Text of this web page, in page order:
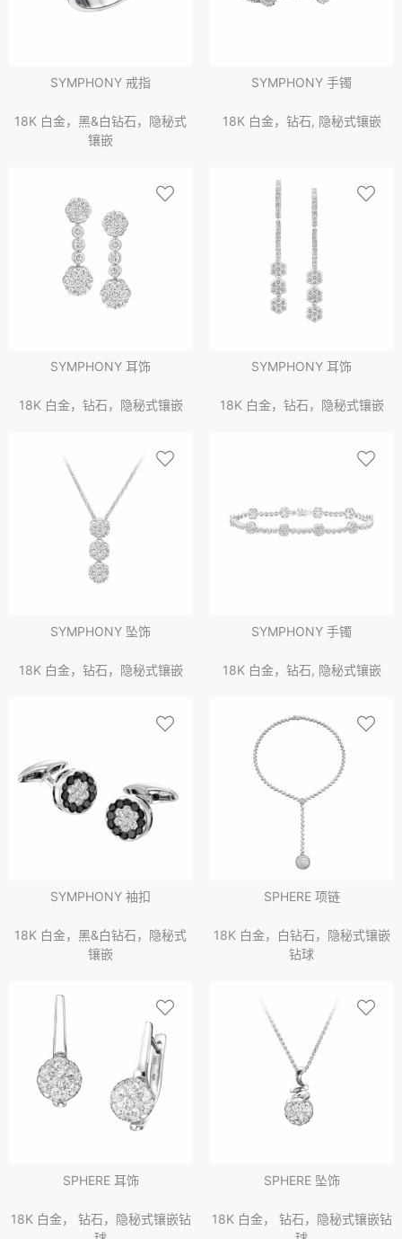
SYMPHONY 戒指
18K 白金，黑&白钻石，隐秘式
镶嵌
SYMPHONY 手镯
18K 白金，钻石, 隐秘式镶嵌
SYMPHONY 耳饰
18K 白金，钻石，隐秘式镶嵌
SYMPHONY 耳饰
18K 白金，钻石，隐秘式镶嵌
SYMPHONY 坠饰
18K 白金，钻石，隐秘式镶嵌
SYMPHONY 手镯
18K 白金，钻石, 隐秘式镶嵌
SYMPHONY 袖扣
18K 白金，黑&白钻石，隐秘式
镶嵌
SPHERE 项链
18K 白金，白钻石，隐秘式镶嵌
钻球
SPHERE 耳饰
18K 白金， 钻石，隐秘式镶嵌钻
SPHERE 坠饰
18K 白金， 钻石，隐秘式镶嵌钻